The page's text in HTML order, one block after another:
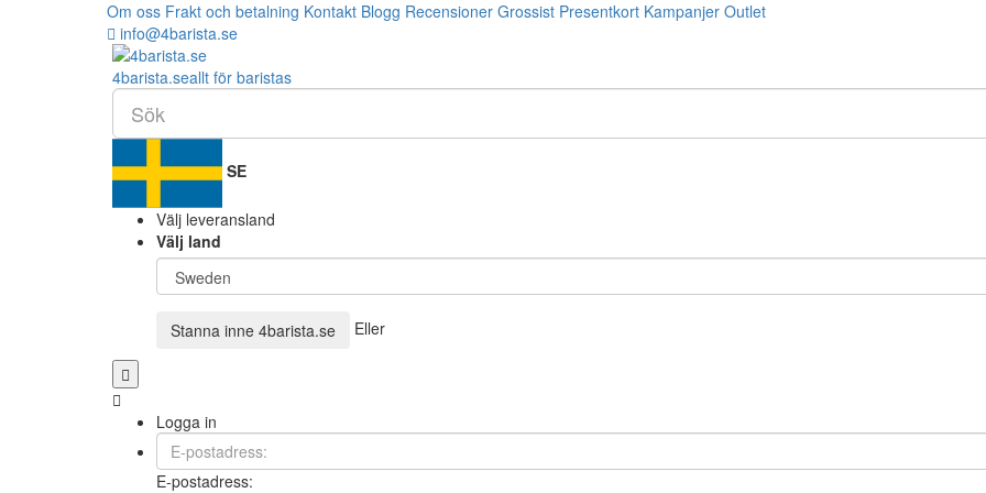
Om oss Frakt och betalning Kontakt Blogg Recensioner Grossist Presentkort Kampanjer Outlet
info@4barista.se
4barista.seallt för baristas
SE
Välj leveransland
Välj land
Stanna inne 4barista.se Eller
Logga in
E-postadress: